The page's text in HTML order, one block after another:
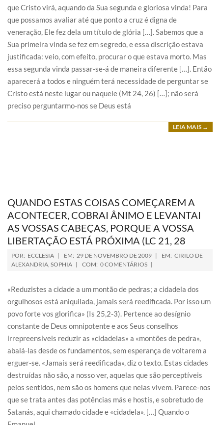
que Cristo virá, aquando da Sua segunda e gloriosa vinda! Para
que possamos avaliar até que ponto a cruz é digna de
veneração, Ele fez dela um título de glória […]. Sabemos que a
Sua primeira vinda se fez em segredo, e essa discrição estava
justificada: veio, com efeito, procurar o que estava morto. Mas
essa segunda vinda passar-se-á de maneira diferente […]. Então
aparecerá a todos e ninguém terá necessidade de perguntar se
Cristo está neste lugar ou naquele (Mt 24, 26) […]; não será
preciso perguntarmo-nos se Deus está
LEIA MAIS →
QUANDO ESTAS COISAS COMEÇAREM A
ACONTECER, COBRAI ÂNIMO E LEVANTAI
AS VOSSAS CABEÇAS, PORQUE A VOSSA
LIBERTAÇÃO ESTÁ PRÓXIMA (LC 21, 28
POR: ECCLESIA EM: 29 DE NOVEMBRO DE 2009 EM: CIRILO DE
ALEXANDRIA, SOPHIA COM: 0 COMENTÁRIOS
«Reduzistes a cidade a um montão de pedras; a cidadela dos
orgulhosos está aniquilada, jamais será reedificada. Por isso um
povo forte vos glorifica» (Is 25,2-3). Pertence ao desígnio
constante de Deus omnipotente e aos Seus conselhos
irrepreensíveis reduzir as «cidadelas» a «montões de pedra»,
abalá-las desde os fundamentos, sem esperança de voltarem a
erguer-se. «Jamais será reedificada», diz o texto. Estas cidades
destruídas não são, a nosso ver, aquelas que são perceptíveis
pelos sentidos, nem são os homens que nelas vivem. Parece-nos
que se trata antes das potências más e hostis, e sobretudo de
Satanás, aqui chamado cidade e «cidadela». […] Quando o